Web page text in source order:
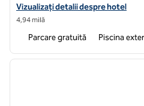
Vizualizați detaliile hotelului
Vizualizați detalii despre hotel
4,94 milă
Parcare gratuită Piscina
1 din 11